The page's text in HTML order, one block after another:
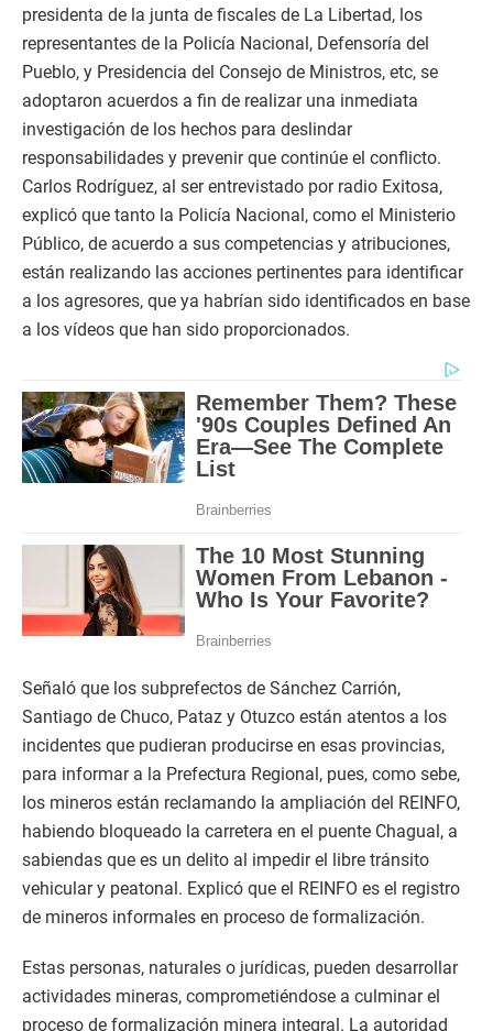
presidenta de la junta de fiscales de La Libertad, los
representantes de la Policía Nacional, Defensoría del
Pueblo, y Presidencia del Consejo de Ministros, etc, se
adoptaron acuerdos a fin de realizar una inmediata
investigación de los hechos para deslindar
responsabilidades y prevenir que continúe el conflicto.
Carlos Rodríguez, al ser entrevistado por radio Exitosa,
explicó que tanto la Policía Nacional, como el Ministerio
Público, de acuerdo a sus competencias y atribuciones,
están realizando las acciones pertinentes para identificar
a los agresores, que ya habrían sido identificados en base
a los vídeos que han sido proporcionados.
Señaló que los subprefectos de Sánchez Carrión,
Santiago de Chuco, Pataz y Otuzco están atentos a los
incidentes que pudieran producirse en esas provincias,
para informar a la Prefectura Regional, pues, como sebe,
los mineros están reclamando la ampliación del REINFO,
habiendo bloqueado la carretera en el puente Chagual, a
sabiendas que es un delito al impedir el libre tránsito
vehicular y peatonal. Explicó que el REINFO es el registro
de mineros informales en proceso de formalización.
Estas personas, naturales o jurídicas, pueden desarrollar
actividades mineras, comprometiéndose a culminar el
proceso de formalización minera integral. La autoridad